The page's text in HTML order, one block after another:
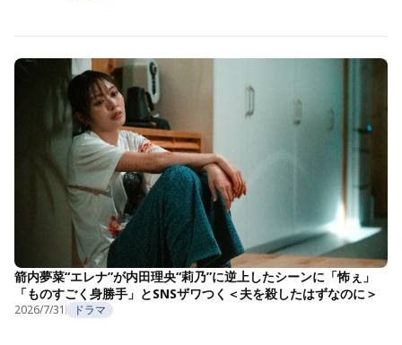
箭内夢菜“エレナ”が内田理央“莉乃”に逆上したシーンに「怖ぇ」
「ものすごく身勝手」とSNSザワつく＜夫を殺したはずなのに＞
2026/7/31 ドラマ